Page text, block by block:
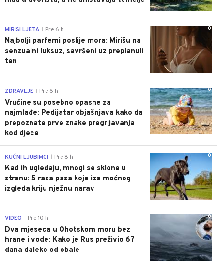
0
MIRISI LJETA Pre 6 h
Najbolji parfemi poslije mora: Mirišu na
senzualni luksuz, savršeni uz preplanuli
ten
0
ZDRAVLJE Pre 6 h
Vrućine su posebno opasne za
najmlađe: Pedijatar objašnjava kako da
prepoznate prve znake pregrijavanja
kod djece
0
KUĆNI LJUBIMCI Pre 8 h
Kad ih ugledaju, mnogi se sklone u
stranu: 5 rasa pasa koje iza moćnog
izgleda kriju nježnu narav
0
VIDEO Pre 10 h
Dva mjeseca u Ohotskom moru bez
hrane i vode: Kako je Rus preživio 67
dana daleko od obale